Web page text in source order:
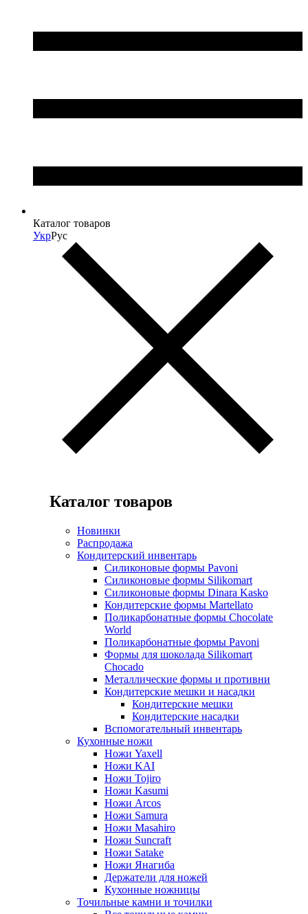
Каталог товаров
УкрРус
Каталог товаров
Новинки
Распродажа
Кондитерский инвентарь
Силиконовые формы Pavoni
Силиконовые формы Silikomart
Силиконовые формы Dinara Kasko
Кондитерские формы Martellato
Поликарбонатные формы Chocolate
World
Поликарбонатные формы Pavoni
Формы для шоколада Silikomart
Chocado
Металлические формы и противни
Кондитерские мешки и насадки
Кондитерские мешки
Кондитерские насадки
Вспомогательный инвентарь
Кухонные ножи
Ножи Yaxell
Ножи KAI
Ножи Tojiro
Ножи Kasumi
Ножи Arcos
Ножи Samura
Ножи Masahiro
Ножи Suncraft
Ножи Satake
Ножи Янагиба
Держатели для ножей
Кухонные ножницы
Точильные камни и точилки